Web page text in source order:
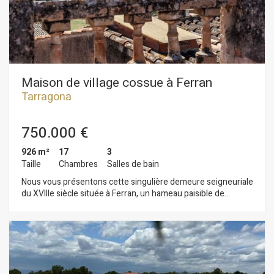
caractéristiques de la ville. Elle se trouve dans la partie la plus
élevée de l’ancienne Tarraco romaine et concentre une
grande partie du patrimoine monumental classé au
patrimoine mondial de l’UNESCO.
Maison de village cossue à Ferran
Tarragona
750.000 €
926 m²
Taille
17
Chambres
3
Salles de bain
Nous vous présentons cette singulière demeure seigneuriale
du XVIIIe siècle située à Ferran, un hameau paisible de
d’époque. La demeure s’étend sur trois étages, auxquels
s’ajoute un donjon. Le rez-de-chaussée s’ouvre sur un vaste
hall d’entrée donnant accès au jardin, qui comprend plusieurs
dépendances offrant de multiples possibilités d’utilisation.